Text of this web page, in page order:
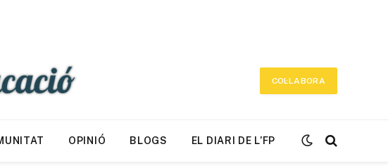
COL·LABORA
OPINIÓ BLOGS EL DIARI DE L’FP